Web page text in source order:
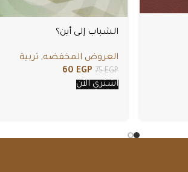
الشباب إلى أين؟
العروض المخفضه, تربية
75EGP
60 EGP
اشتري الأن